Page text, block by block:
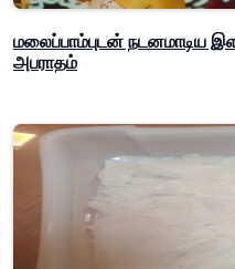
மலைப்பாம்புடன் நடனமாடிய
அபராதம்